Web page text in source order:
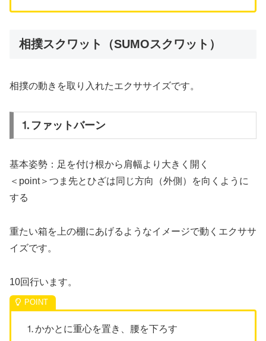
相撲スクワット（SUMOスクワット）
相撲の動きを取り入れたエクササイズです。
⒈ファットバーン
基本姿勢：足を付け根から肩幅より大きく開く
＜point＞つま先とひざは同じ方向（外側）を向くように
する
重たい箱を上の棚にあげるようなイメージで動くエクササ
イズです。
10回行います。
⒈かかとに重心を置き、腰を下ろす